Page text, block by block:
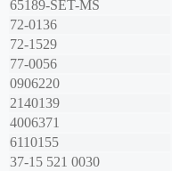
65189-SET-MS
72-0136
72-1529
77-0056
0906220
2140139
4006371
6110155
37-15 521 0030